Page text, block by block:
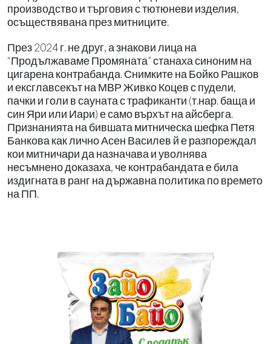
производство и търговия с тютюневи изделия,
осъществявана през митниците.
През 2024 г. не друг, а знакови лица на
“Продължаваме Промяната” станаха синоним на
цигарена контрабанда. Снимките на Бойко Рашков
и ексглавсекът на МВР Живко Коцев с пудели,
пачки и голи в сауната с трафиканти (т.нар. баща и
син Яри или Иари) е само върхът на айсберга.
Признанията на бившата митническа шефка Петя
Банкова как лично Асен Василев й е разпореждал
кои митничари да назначава и уволнява
несъмнено доказаха, че контрабандата е била
издигната в ранг на държавна политика по времето
на ПП.